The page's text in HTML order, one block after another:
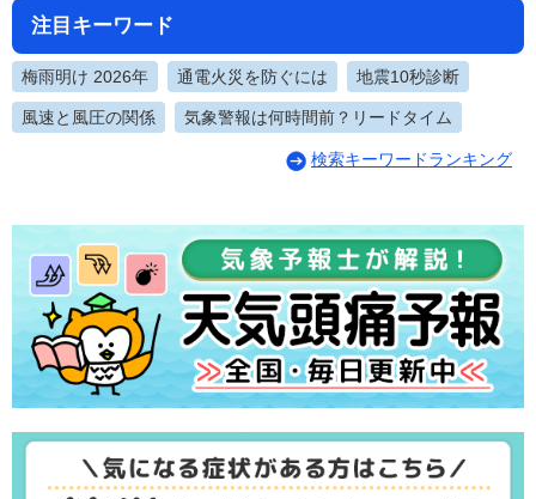
注目キーワード
梅雨明け 2026年 通電火災を防ぐには 地震10秒診断
風速と風圧の関係 気象警報は何時間前？リードタイム
検索キーワードランキング